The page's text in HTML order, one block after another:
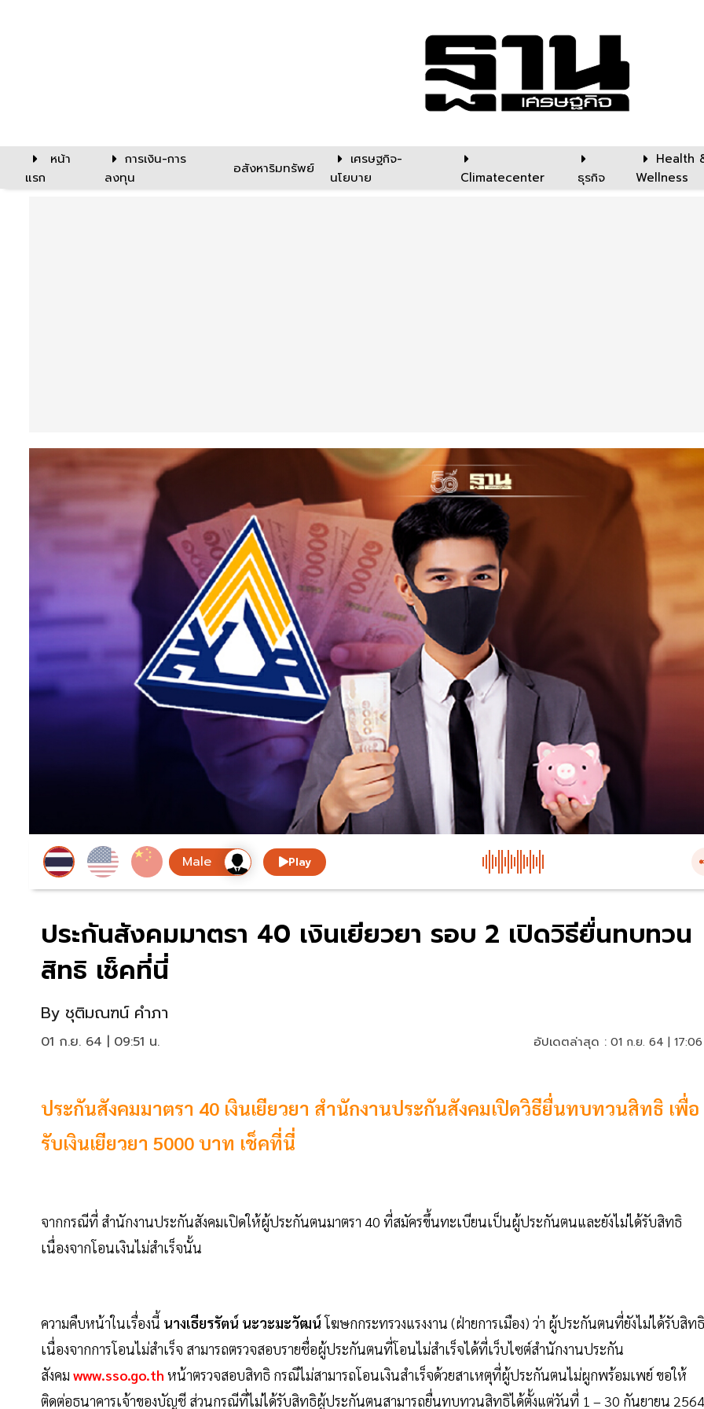
หน้า
แรก
การเงิน-การ
ลงทุน
อสังหาริมทรัพย์
เศรษฐกิจ-
นโยบาย
Climatecenter ธุรกิจ
Health
Wellness
Play
ประกันสังคมมาตรา 40 เงินเยียวยา รอบ 2 เปิดวิธียื่นทบทวน
สิทธิ เช็คที่นี่
By ชุติมณฑน์ คำภา
01 ก.ย. 64 | 09:51 น. อัปเดตล่าสุด : 01 ก.ย. 64 |
ประกันสังคมมาตรา 40 เงินเยียวยา สำนักงานประกันสังคมเปิดวิธียื่นทบทวนสิทธิ เพื่อ
รับเงินเยียวยา 5000 บาท เช็คที่นี่
จากกรณีที่ สำนักงานประกันสังคมเปิดให้ผู้ประกันตนมาตรา 40 ที่สมัครขึ้นทะเบียนเป็นผู้ประกันตนและยังไม่ได้รับสิทธิ
เนื่องจากโอนเงินไม่สำเร็จนั้น
ความคืบหน้าในเรื่องนี้ นางเธียรรัตน์ นะวะมะวัฒน์โฆษกกระทรวงแรงงาน (ฝ่ายการเมือง) ว่า ผู้ประกันตนที่ยังไม่ได้รับสิทธิ
เนื่องจากการโอนไม่สำเร็จ สามารถตรวจสอบรายชื่อผู้ประกันตนที่โอนไม่สำเร็จได้ที่เว็บไซต์สำนักงานประกัน
สังคม www.sso.go.th หน้าตรวจสอบสิทธิ กรณีไม่สามารถโอนเงินสำเร็จด้วยสาเหตุที่ผู้ประกันตนไม่ผูกพร้อมเพย์ ขอให้
ติดต่อธนาคารเจ้าของบัญชี ส่วนกรณีที่ไม่ได้รับสิทธิผู้ประกันตนสามารถยื่นทบทวนสิทธิได้ตั้งแต่วันที่ 1 – 30 กันยายน 2564